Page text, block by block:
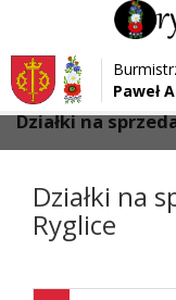
Przejdź do menu
Przejdź do głównej treści strony
Przejdź do stopki strony
Paweł
Strona główna >
Działki na
Działki na
Ryglice